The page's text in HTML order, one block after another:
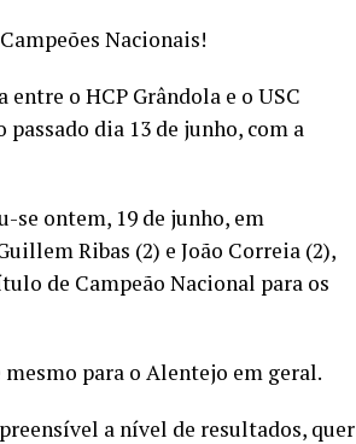
Nacionais!
o HCP Grândola e o USC
dia 13 de junho, com a
se ontem, 19 de junho, em
Ribas (2) e João Correia (2),
de Campeão Nacional para os
para o Alentejo em geral.
a nível de resultados, quer